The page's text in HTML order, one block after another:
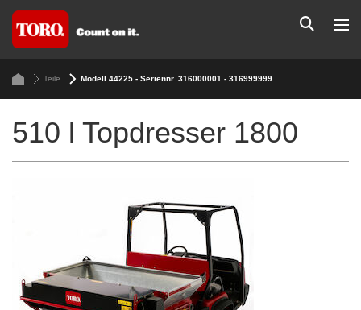
Teile Modell 44225 - Seriennr. 316000001 - 316999999
510 l Topdresser 1800